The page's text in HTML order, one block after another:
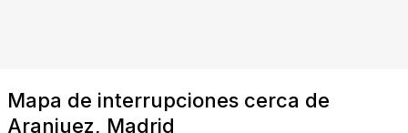
Mapa de interrupciones cerca de
Aranjuez, Madrid